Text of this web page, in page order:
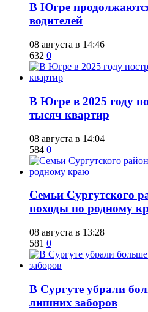
​В Югре
водителей
08 августа в 14:46
632 0
​В Югре в 2025 году
тысяч квартир
08 августа в 14:04
584 0
​Семьи Сургутского
походы по родному
08 августа в 13:28
581 0
​В Сургуте убрали
лишних заборов